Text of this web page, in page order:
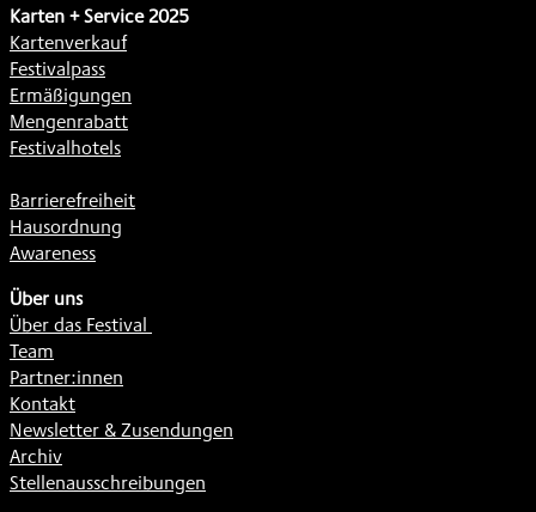
Karten + Service 2025
Kartenverkauf
Festivalpass
Ermäßigungen
Mengenrabatt
Festivalhotels
Barrierefreiheit
Hausordnung
Awareness
Über uns
Über das Festival
Team
Partner:innen
Kontakt
Newsletter & Zusendungen
Archiv
Stellenausschreibungen